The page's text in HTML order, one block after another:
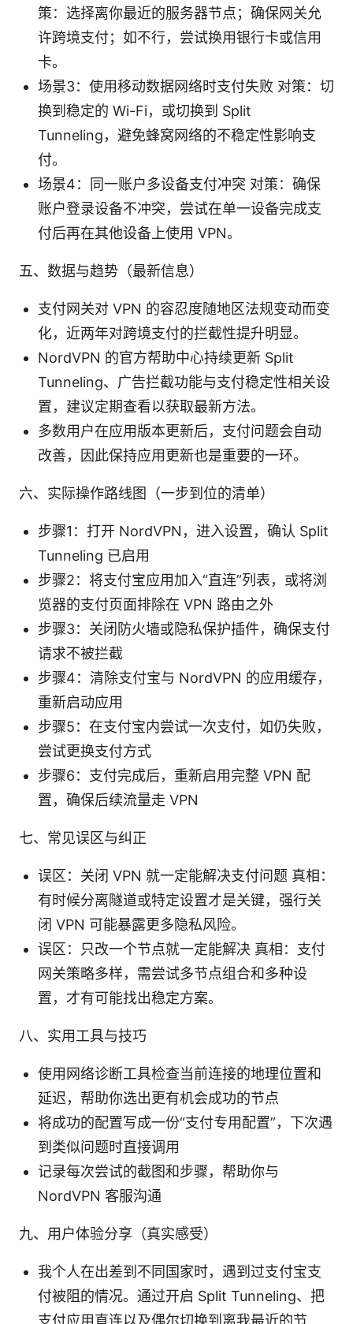
策：选择离你最近的服务器节点；确保网关允
许跨境支付；如不行，尝试换用银行卡或信用
卡。
场景3：使用移动数据网络时支付失败 对策：切
换到稳定的 Wi-Fi，或切换到 Split
Tunneling，避免蜂窝网络的不稳定性影响支
付。
场景4：同一账户多设备支付冲突 对策：确保
账户登录设备不冲突，尝试在单一设备完成支
付后再在其他设备上使用 VPN。
五、数据与趋势（最新信息）
支付网关对 VPN 的容忍度随地区法规变动而变
化，近两年对跨境支付的拦截性提升明显。
NordVPN 的官方帮助中心持续更新 Split
Tunneling、广告拦截功能与支付稳定性相关设
置，建议定期查看以获取最新方法。
多数用户在应用版本更新后，支付问题会自动
改善，因此保持应用更新也是重要的一环。
六、实际操作路线图（一步到位的清单）
步骤1：打开 NordVPN，进入设置，确认 Split
Tunneling 已启用
步骤2：将支付宝应用加入“直连”列表，或将浏
览器的支付页面排除在 VPN 路由之外
步骤3：关闭防火墙或隐私保护插件，确保支付
请求不被拦截
步骤4：清除支付宝与 NordVPN 的应用缓存，
重新启动应用
步骤5：在支付宝内尝试一次支付，如仍失败，
尝试更换支付方式
步骤6：支付完成后，重新启用完整 VPN 配
置，确保后续流量走 VPN
七、常见误区与纠正
误区：关闭 VPN 就一定能解决支付问题 真相：
有时候分离隧道或特定设置才是关键，强行关
闭 VPN 可能暴露更多隐私风险。
误区：只改一个节点就一定能解决 真相：支付
网关策略多样，需尝试多节点组合和多种设
置，才有可能找出稳定方案。
八、实用工具与技巧
使用网络诊断工具检查当前连接的地理位置和
延迟，帮助你选出更有机会成功的节点
将成功的配置写成一份“支付专用配置”，下次遇
到类似问题时直接调用
记录每次尝试的截图和步骤，帮助你与
NordVPN 客服沟通
九、用户体验分享（真实感受）
我个人在出差到不同国家时，遇到过支付宝支
付被阻的情况。通过开启 Split Tunneling、把